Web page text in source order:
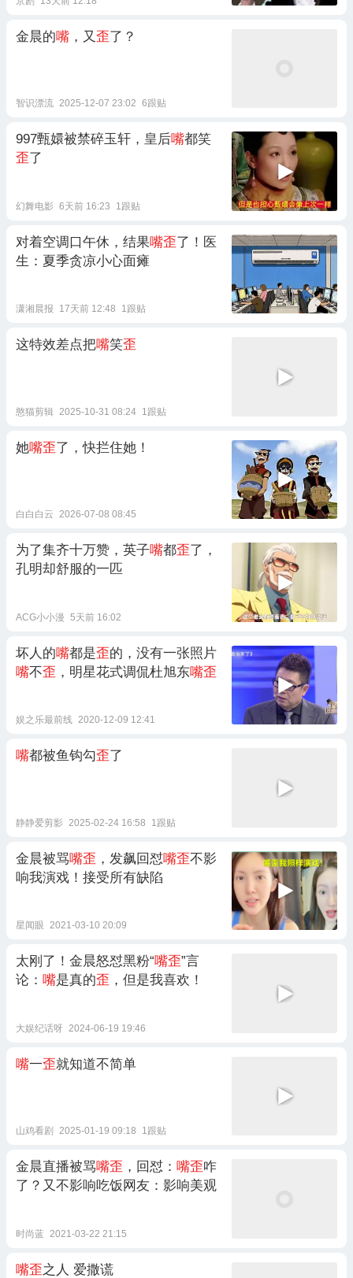
金晨的嘴 ，又歪了？
智识漂流 2025-12-07 23:02 6跟贴
997甄嬛被禁碎玉轩，皇后嘴都笑
歪了
幻舞电影 6天前 16:23 1跟贴
对着空调口午休，结果嘴歪了！医
生：夏季贪凉小心面瘫
潇湘晨报 17天前 12:48 1跟贴
这特效差点把嘴笑歪
憨猫剪辑 2025-10-31 08:24 1跟贴
她嘴歪了，快拦住她！
白白白云 2026-07-08 08:45
为了集齐十万赞，英子嘴都歪了，
孔明却舒服的一匹
ACG小小漫 5天前 16:02
坏人的嘴都是歪的，没有一张照片
嘴不歪 ，明星花式调侃杜旭东嘴歪
娱之乐最前线 2020-12-09 12:41
嘴都被鱼钩勾歪了
静静爱剪影 2025-02-24 16:58 1跟贴
金晨被骂嘴歪 ，发飙回怼嘴歪不影
响我演戏！接受所有缺陷
星闻眼 2021-03-10 20:09
太刚了！金晨怒怼黑粉“嘴歪”言
论： 嘴是真的歪 ，但是我喜欢！
大娱纪话呀 2024-06-19 19:46
嘴一歪就知道不简单
山鸡看剧 2025-01-19 09:18 1跟贴
金晨直播被骂嘴歪 ，回怼： 嘴歪咋
了？又不影响吃饭网友：影响美观
时尚蓝 2021-03-22 21:15
嘴歪之人 爱撒谎